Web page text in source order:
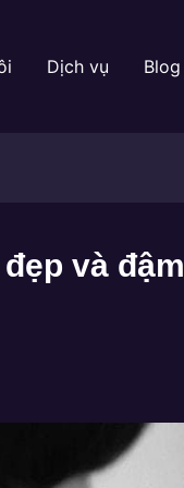
Dịch vụ Blog
và đậm